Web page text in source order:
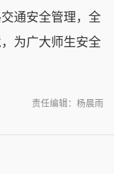
通安全管理，全
为广大师生安全
责任编辑：杨晨雨